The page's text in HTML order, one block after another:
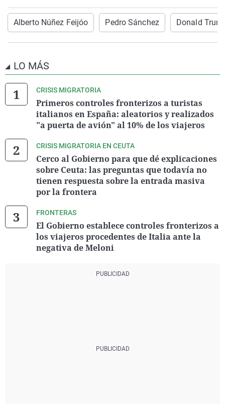
Alberto Núñez Feijóo Pedro Sánchez Donald
LO MÁS
CRISIS MIGRATORIA
Primeros controles fronterizos a turistas
italianos en España: aleatorios y realizados
"a puerta de avión" al 10% de los viajeros
CRISIS MIGRATORIA EN CEUTA
Cerco al Gobierno para que dé explicaciones
sobre Ceuta: las preguntas que todavía no
tienen respuesta sobre la entrada masiva
por la frontera
FRONTERAS
El Gobierno establece controles fronterizos a
los viajeros procedentes de Italia ante la
negativa de Meloni